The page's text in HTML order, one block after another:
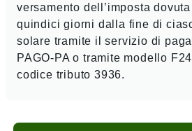
versamento dell’imposta
quindici giorni dalla fine di
solare tramite il servizio di
PAGO-PA o tramite modello
codice tributo 3936.